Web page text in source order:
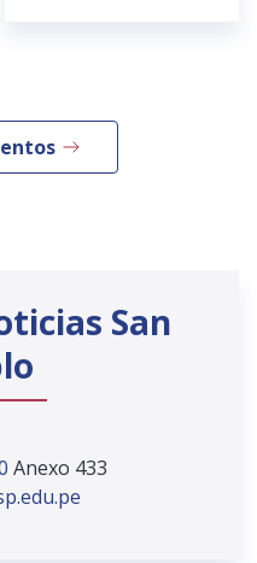
San
Anexo 433